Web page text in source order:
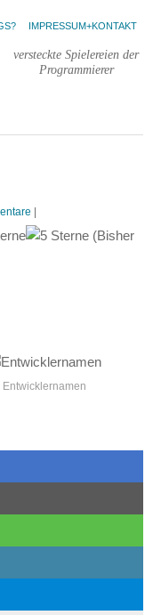
IMPRESSUM+KONTAKT
versteckte Spielereien der
Programmierer
(Bisher
Entwicklernamen